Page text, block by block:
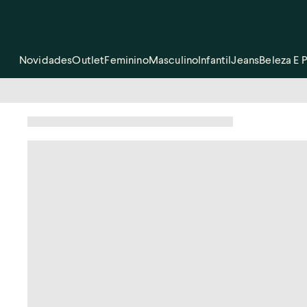
NovidadesOutletFemininoMasculinoInfantilJeansBeleza E